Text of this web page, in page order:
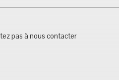
pas à nous contacter